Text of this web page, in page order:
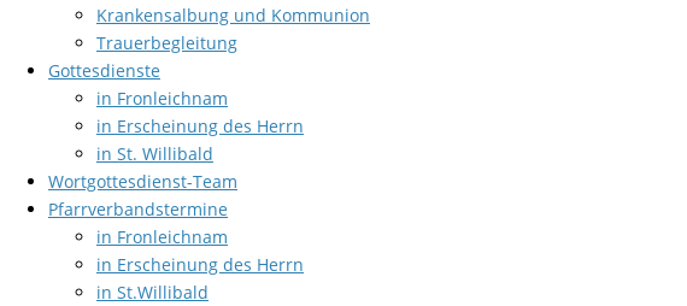
Krankensalbung und Kommunion
Trauerbegleitung
Gottesdienste
in Fronleichnam
in Erscheinung des Herrn
in St. Willibald
Wortgottesdienst-Team
Pfarrverbandstermine
in Fronleichnam
in Erscheinung des Herrn
in St.Willibald